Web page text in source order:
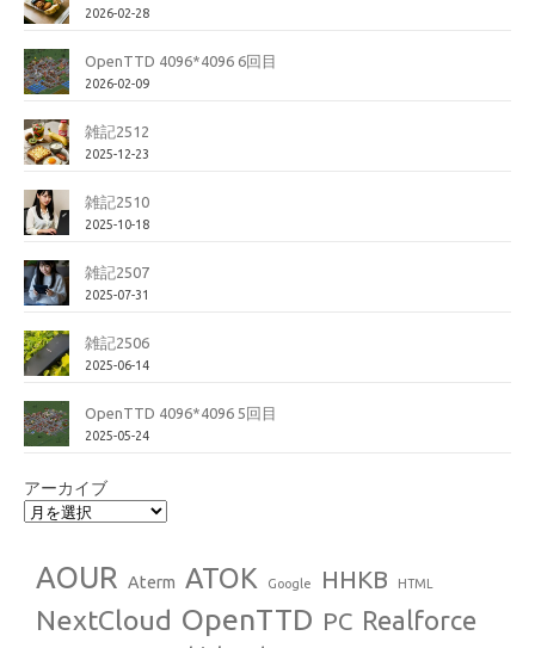
2026-02-28
OpenTTD 4096*4096 6回目
2026-02-09
雑記2512
2025-12-23
雑記2510
2025-10-18
雑記2507
2025-07-31
雑記2506
2025-06-14
OpenTTD 4096*4096 5回目
2025-05-24
アーカイブ
AOUR Aterm ATOK Google HHKB HTML
NextCloud OpenTTD PC Realforce